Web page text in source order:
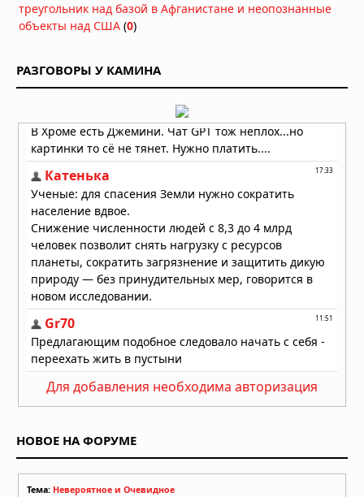
треугольник над базой в Афганистане и неопознанные
объекты над США (0)
РАЗГОВОРЫ У КАМИНА
Для добавления необходима авторизация
НОВОЕ НА ФОРУМЕ
Тема: Невероятное и Очевидное